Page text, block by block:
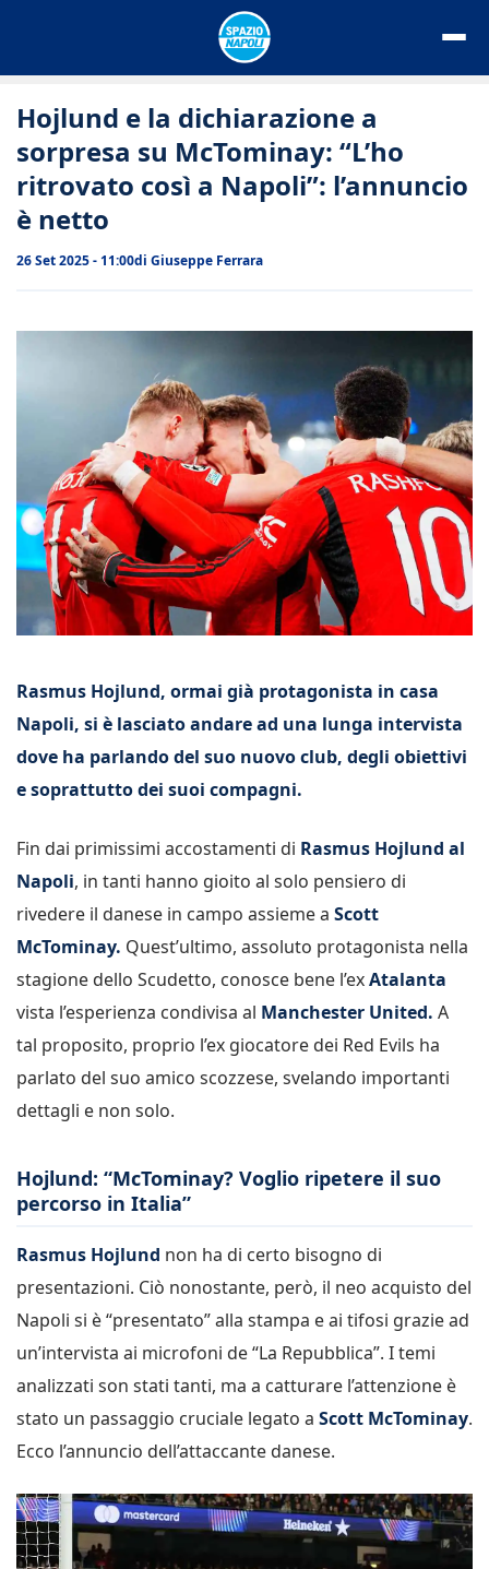
Hojlund e la dichiarazione a
sorpresa su McTominay: “L’ho
ritrovato così a Napoli”: l’annuncio
è netto
26 Set 2025 - 11:00di Giuseppe Ferrara
Rasmus Hojlund, ormai già protagonista in casa
Napoli, si è lasciato andare ad una lunga intervista
dove ha parlando del suo nuovo club, degli obiettivi
e soprattutto dei suoi compagni.
Fin dai primissimi accostamenti di Rasmus Hojlund al
Napoli, in tanti hanno gioito al solo pensiero di
rivedere il danese in campo assieme a Scott
McTominay. Quest’ultimo, assoluto protagonista nella
stagione dello Scudetto, conosce bene l’exAtalanta
vista l’esperienza condivisa al Manchester United. A
tal proposito, proprio l’ex giocatore dei Red Evils ha
parlato del suo amico scozzese, svelando importanti
dettagli e non solo.
Hojlund: “McTominay? Voglio ripetere il suo
percorso in Italia”
Rasmus Hojlund non ha di certo bisogno di
presentazioni. Ciò nonostante, però, il neo acquisto del
Napoli si è “presentato” alla stampa e ai tifosi grazie ad
un’intervista ai microfoni de “La Repubblica”. I temi
analizzati son stati tanti, ma a catturare l’attenzione è
stato un passaggio cruciale legato a Scott McTominay.
Ecco l’annuncio dell’attaccante danese.